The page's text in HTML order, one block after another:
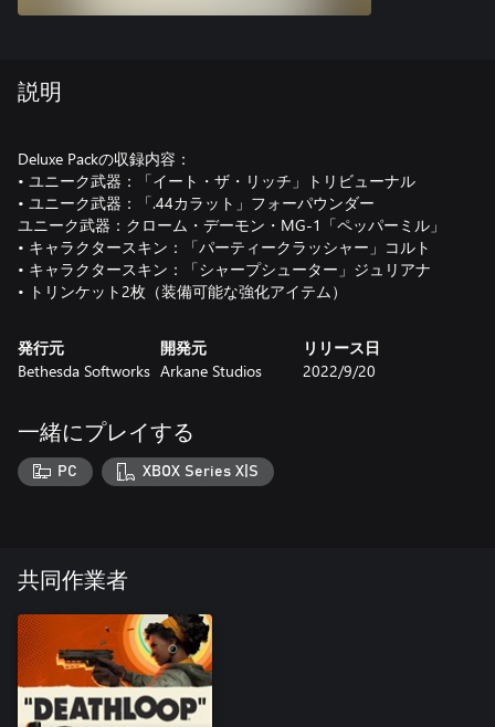
説明
Deluxe Packの収録内容：
• ユニーク武器：「イート・ザ・リッチ」トリビューナル
• ユニーク武器：「.44カラット」フォーパウンダー
ユニーク武器：クローム・デーモン・MG-1「ペッパーミル」
• キャラクタースキン：「パーティークラッシャー」コルト
• キャラクタースキン：「シャープシューター」ジュリアナ
• トリンケット2枚（装備可能な強化アイテム）
発行元
Bethesda Softworks
開発元
Arkane Studios
リリース日
2022/9/20
一緒にプレイする
PC XBOX Series X|S
共同作業者